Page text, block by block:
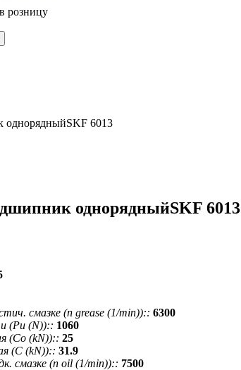
розницу
однорядныйSKF 6013
однорядныйSKF 6013
смазке (n grease (1/min)):: 6300
(Pu (N)):: 1060
(Co (kN)):: 25
(C (kN)):: 31.9
смазке (n oil (1/min)):: 7500